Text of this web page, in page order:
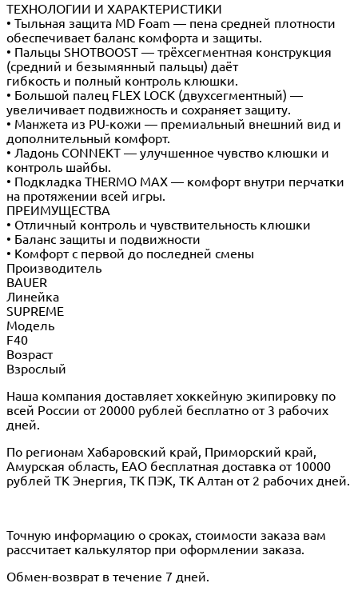
ТЕХНОЛОГИИ И ХАРАКТЕРИСТИКИ
• Тыльная защита MD Foam — пена средней плотности
обеспечивает баланс комфорта и защиты.
• Пальцы SHOTBOOST — трёхсегментная конструкция
(средний и безымянный пальцы) даёт
гибкость и полный контроль клюшки.
• Большой палец FLEX LOCK (двухсегментный) —
увеличивает подвижность и сохраняет защиту.
• Манжета из PU-кожи — премиальный внешний вид и
дополнительный комфорт.
• Ладонь CONNEKT — улучшенное чувство клюшки и
контроль шайбы.
• Подкладка THERMO MAX — комфорт внутри перчатки
на протяжении всей игры.
ПРЕИМУЩЕСТВА
• Отличный контроль и чувствительность клюшки
• Баланс защиты и подвижности
• Комфорт с первой до последней смены
Производитель
BAUER
Линейка
SUPREME
Модель
F40
Возраст
Взрослый
Наша компания доставляет хоккейную экипировку по
всей России от 20000 рублей бесплатно от 3 рабочих
дней.
По регионам Хабаровский край, Приморский край,
Амурская область, ЕАО бесплатная доставка от 10000
рублей ТК Энергия, ТК ПЭК, ТК Алтан от 2 рабочих дней.
Точную информацию о сроках, стоимости заказа вам
рассчитает калькулятор при оформлении заказа.
Обмен-возврат в течение 7 дней.